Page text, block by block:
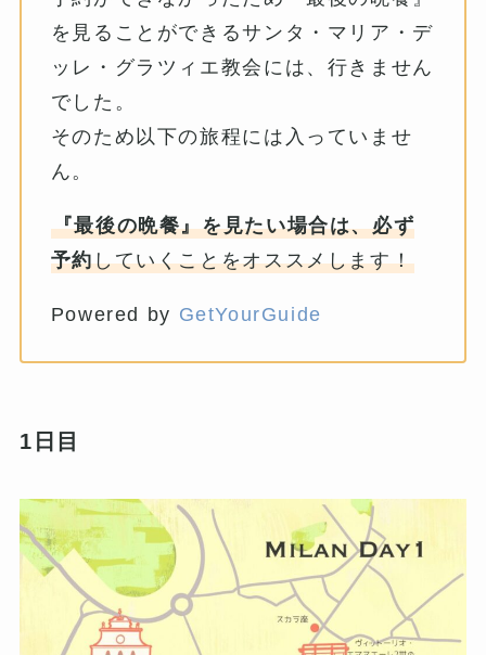
を見ることができるサンタ・マリア・デ
ッレ・グラツィエ教会には、行きません
でした。
そのため以下の旅程には入っていませ
ん。
『最後の晩餐』を見たい場合は、必ず
予約していくことをオススメします！
Powered by GetYourGuide
1日目